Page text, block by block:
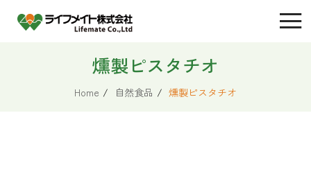
燻製ピスタチオ
Home / 自然食品 / 燻製ピスタチオ